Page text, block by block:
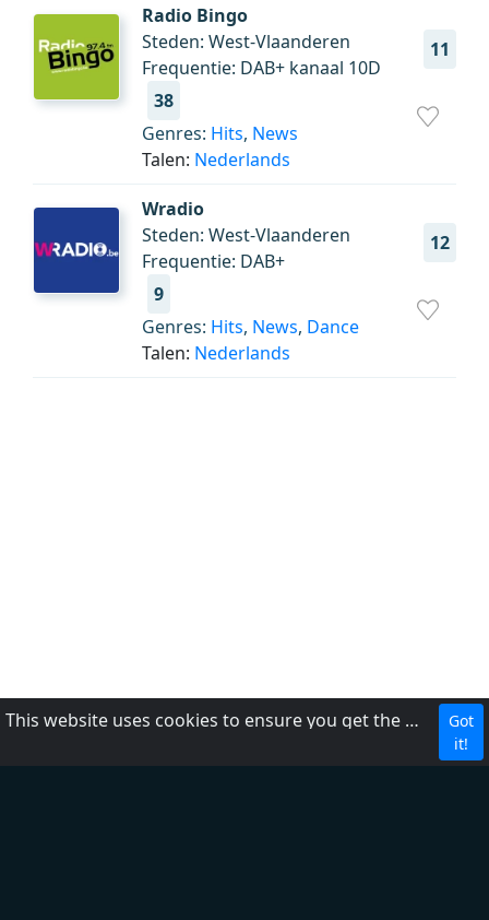
Radio Bingo
11
Steden: West-Vlaanderen
Frequentie: DAB+ kanaal 10D
38
Genres: Hits, News
Talen: Nederlands
Wradio
12
Steden: West-Vlaanderen
Frequentie: DAB+
9
Genres: Hits, News, Dance
Talen: Nederlands
This website uses cookies to ensure you get the best experience on our website.
Got
it!